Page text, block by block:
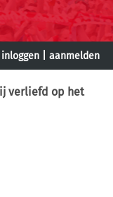
inloggen aanmelden
verliefd op het